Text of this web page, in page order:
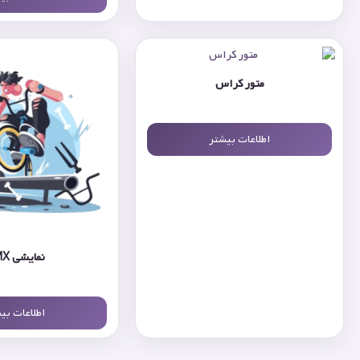
متور کراس
اطلاعات بیشتر
نمایشی BMX
اطلاعات